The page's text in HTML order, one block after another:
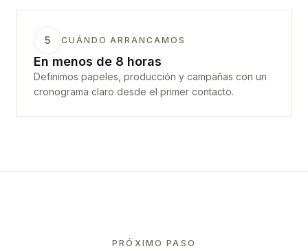
5 CUÁNDO ARRANCAMOS
En menos de 8 horas
Definimos papeles, producción y campañas con un
cronograma claro desde el primer contacto.
PRÓXIMO PASO